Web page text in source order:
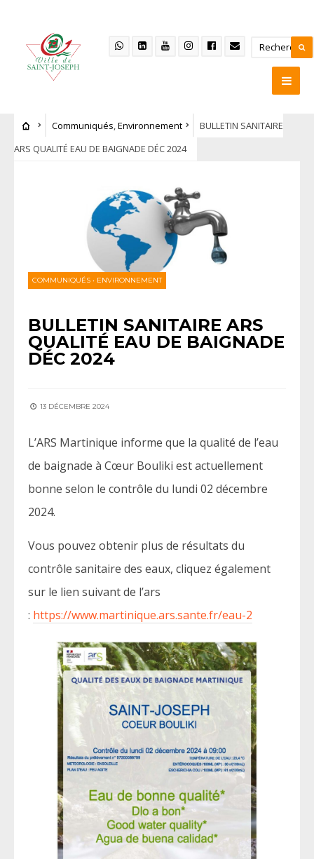
Communiqués,Environnement
BULLETIN SANITAIRE
ARS QUALITÉ EAU DE BAIGNADE DÉC 2024
COMMUNIQUÉS • ENVIRONNEMENT
BULLETIN SANITAIRE ARS
QUALITÉ EAU DE BAIGNADE
DÉC 2024
13 DÉCEMBRE 2024
L’ARS Martinique informe que la qualité de l’eau
de baignade à Cœur Bouliki est actuellement
bonne selon le contrôle du lundi 02 décembre
2024.
Vous pouvez obtenir plus de résultats du
contrôle sanitaire des eaux, cliquez également
sur le lien suivant de l’ars
: https://www.martinique.ars.sante.fr/eau-2